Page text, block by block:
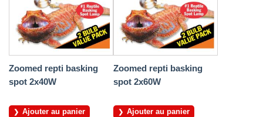
Zoomed repti basking
spot 2x40W
Ajouter au panier
Zoomed repti basking
spot 2x60W
Ajouter au panier